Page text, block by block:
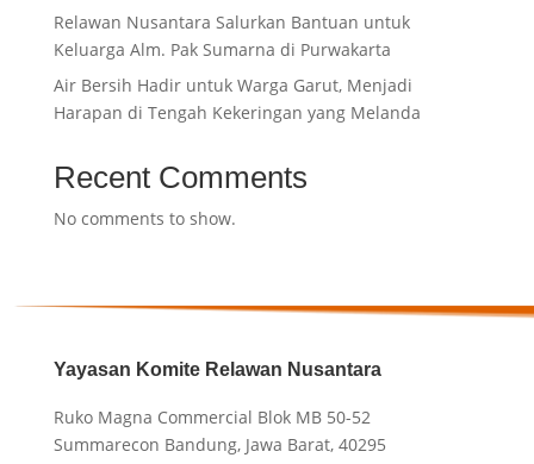
Relawan Nusantara Salurkan Bantuan untuk
Keluarga Alm. Pak Sumarna di Purwakarta
Air Bersih Hadir untuk Warga Garut, Menjadi
Harapan di Tengah Kekeringan yang Melanda
Recent Comments
No comments to show.
Yayasan Komite Relawan Nusantara
Ruko Magna Commercial Blok MB 50-52
Summarecon Bandung, Jawa Barat, 40295